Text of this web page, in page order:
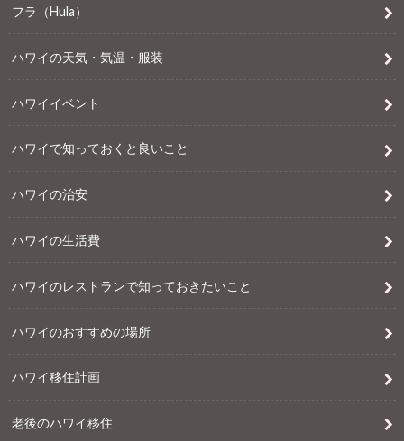
フラ（Hula）
ハワイの天気・気温・服装
ハワイイベント
ハワイで知っておくと良いこと
ハワイの治安
ハワイの生活費
ハワイのレストランで知っておきたいこと
ハワイのおすすめの場所
ハワイ移住計画
老後のハワイ移住